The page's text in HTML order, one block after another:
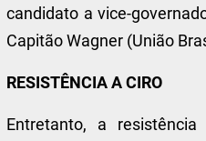
candidato a vice-
Capitão Wagner (União
RESISTÊNCIA A CIRO
Entretanto, a